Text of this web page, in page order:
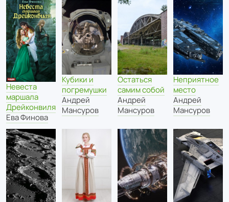
Невеста
маршала
Дрейконвиля
Ева Финова
Кубики и
погремушки
Андрей
Мансуров
Остаться
самим собой
Андрей
Мансуров
Неприятное
место
Андрей
Мансуров